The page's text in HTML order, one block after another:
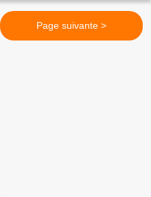
Page suivante >